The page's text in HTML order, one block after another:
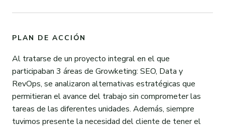
PLAN DE ACCIÓN
Al tratarse de un proyecto integral en el que
participaban 3 áreas de Growketing: SEO, Data y
RevOps, se analizaron alternativas estratégicas que
permitieran el avance del trabajo sin comprometer las
tareas de las diferentes unidades. Además, siempre
tuvimos presente la necesidad del cliente de tener el